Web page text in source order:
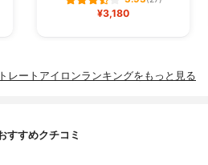
¥3,180
レートアイロンランキングをもっと見る
すすめクチコミ